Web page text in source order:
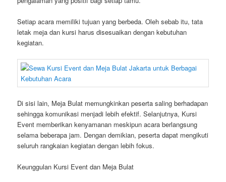
Setiap acara memiliki tujuan yang berbeda. Oleh sebab itu, tata
letak meja dan kursi harus disesuaikan dengan kebutuhan
kegiatan.
Di sisi lain, Meja Bulat memungkinkan peserta saling berhadapan
sehingga komunikasi menjadi lebih efektif. Selanjutnya, Kursi
Event memberikan kenyamanan meskipun acara berlangsung
selama beberapa jam. Dengan demikian, peserta dapat mengikuti
seluruh rangkaian kegiatan dengan lebih fokus.
Keunggulan Kursi Event dan Meja Bulat